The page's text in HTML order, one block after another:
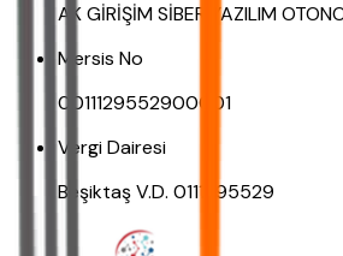
AK GİRİŞİM SİBER YAZILIM
Mersis No
0011129552900001
Vergi Dairesi
Beşiktaş V.D. 0111295529